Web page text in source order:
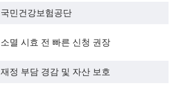
국민건강보험공단
소멸 시효 전 빠른 신청 권장
재정 부담 경감 및 자산 보호